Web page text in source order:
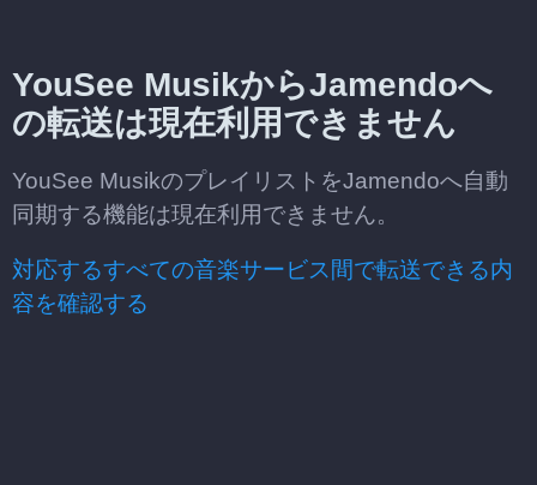
YouSee MusikからJamendoへ
の転送は現在利用できません
YouSee MusikのプレイリストをJamendoへ自動
同期する機能は現在利用できません。
対応するすべての音楽サービス間で転送できる内
容を確認する